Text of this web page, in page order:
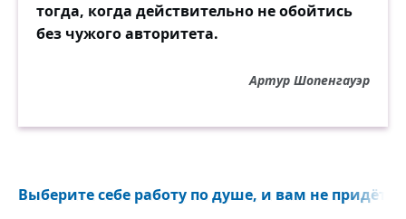
тогда, когда действительно не обойтись
без чужого авторитета.
Артур Шопенгауэр
Выберите себе работу по душе, и вам не